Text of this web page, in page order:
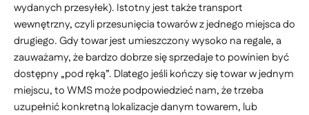
wydanych przesyłek). Istotny jest także transport
wewnętrzny, czyli przesunięcia towarów z jednego miejsca do
drugiego. Gdy towar jest umieszczony wysoko na regale, a
zauważamy, że bardzo dobrze się sprzedaje to powinien być
dostępny „pod ręką”. Dlatego jeśli kończy się towar w jednym
miejscu, to WMS może podpowiedzieć nam, że trzeba
uzupełnić konkretną lokalizacje danym towarem, lub